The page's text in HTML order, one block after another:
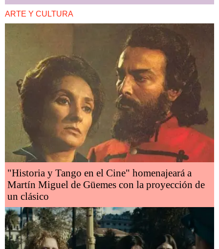
ARTE Y CULTURA
"Historia y Tango en el Cine" homenajeará a
Martín Miguel de Güemes con la proyección de
un clásico